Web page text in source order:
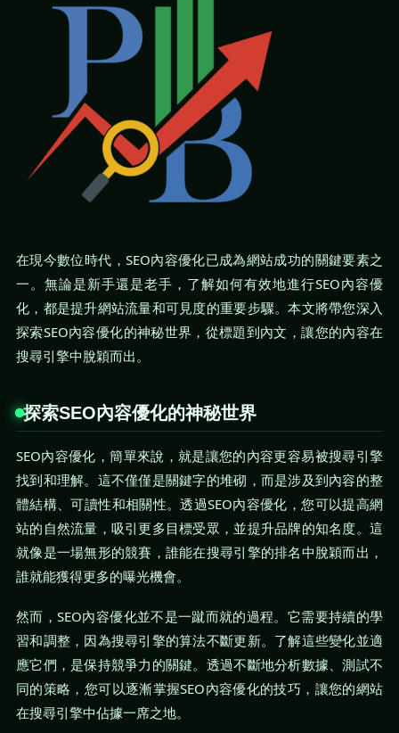
在現今數位時代，SEO內容優化已成為網站成功的關鍵要素之
一。無論是新手還是老手，了解如何有效地進行SEO內容優
化，都是提升網站流量和可見度的重要步驟。本文將帶您深入
探索SEO內容優化的神秘世界，從標題到內文，讓您的內容在
搜尋引擎中脫穎而出。
探索SEO內容優化的神秘世界
SEO內容優化，簡單來說，就是讓您的內容更容易被搜尋引擎
找到和理解。這不僅僅是關鍵字的堆砌，而是涉及到內容的整
體結構、可讀性和相關性。透過SEO內容優化，您可以提高網
站的自然流量，吸引更多目標受眾，並提升品牌的知名度。這
就像是一場無形的競賽，誰能在搜尋引擎的排名中脫穎而出，
誰就能獲得更多的曝光機會。
然而，SEO內容優化並不是一蹴而就的過程。它需要持續的學
習和調整，因為搜尋引擎的算法不斷更新。了解這些變化並適
應它們，是保持競爭力的關鍵。透過不斷地分析數據、測試不
同的策略，您可以逐漸掌握SEO內容優化的技巧，讓您的網站
在搜尋引擎中佔據一席之地。